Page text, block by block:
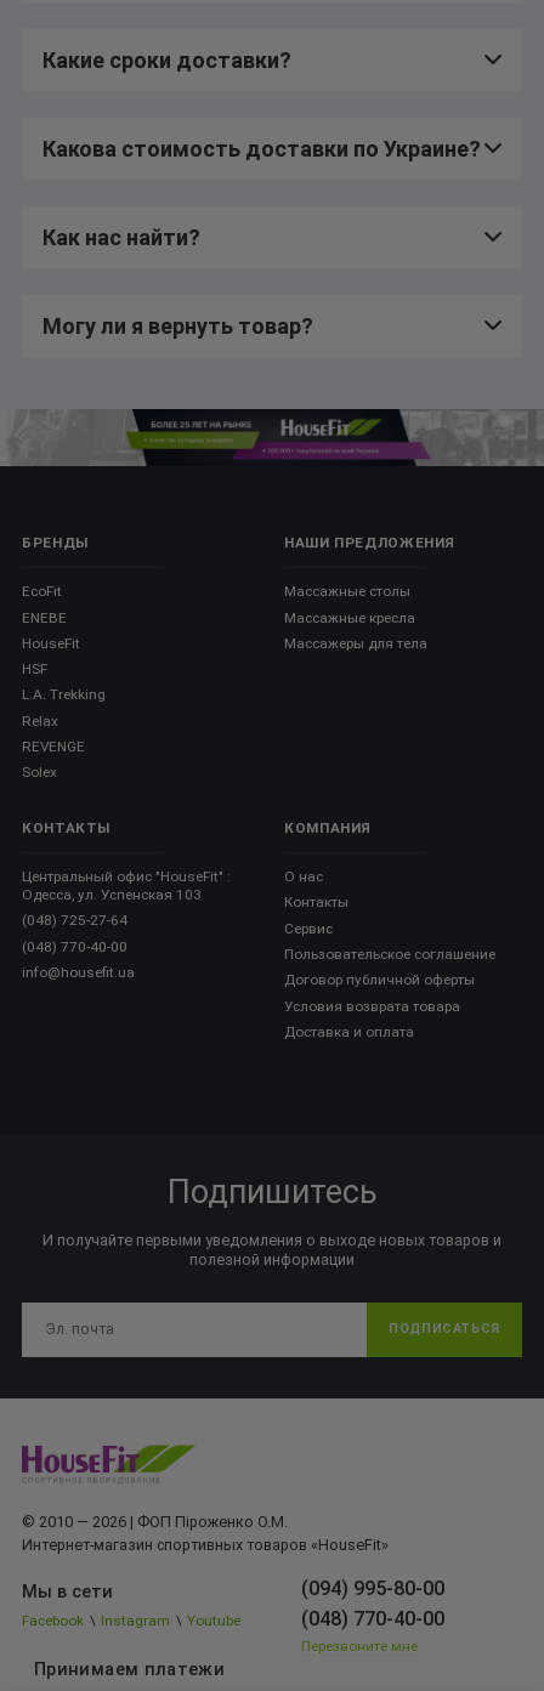
Какие сроки доставки?
Какова стоимость доставки по Украине?
Как нас найти?
Могу ли я вернуть товар?
БРЕНДЫ
EcoFit
ENEBE
HouseFit
HSF
L.A. Trekking
Relax
REVENGE
Solex
НАШИ ПРЕДЛОЖЕНИЯ
Массажные столы
Массажные кресла
Массажеры для тела
КОНТАКТЫ
Центральный офис "HouseFit" :
Одесса, ул. Успенская 103
(048) 725-27-64
(048) 770-40-00
info@housefit.ua
КОМПАНИЯ
О нас
Контакты
Сервис
Пользовательское соглашение
Договор публичной оферты
Условия возврата товара
Доставка и оплата
Подпишитесь
И получайте первыми уведомления о выходе новых товаров и
полезной информации
ПОДПИСАТЬСЯ
© 2010 — 2026 | ФОП Піроженко О.М.
Интернет-магазин спортивных товаров «HouseFit»
(094) 995-80-00
(048) 770-40-00
Перезвоните мне
Мы в сети
Facebook \ Instagram \ Youtube
Принимаем платежи